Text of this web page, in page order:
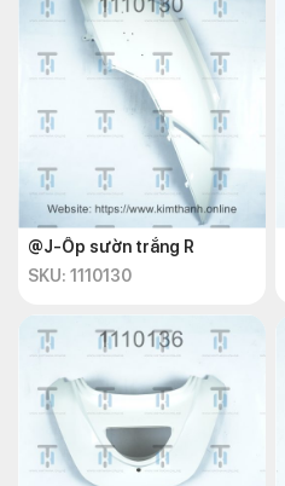
@J-Ốp sườn trắng R
SKU: 1110130